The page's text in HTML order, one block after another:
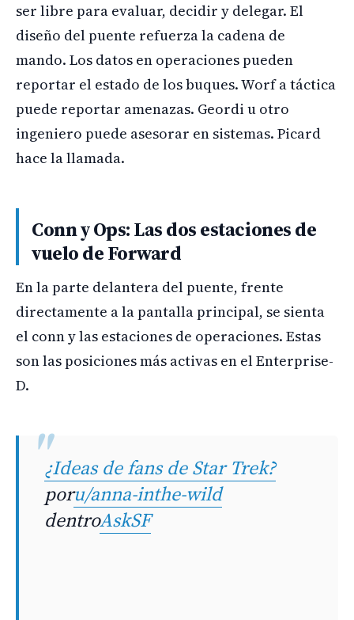
ser libre para evaluar, decidir y delegar. El
diseño del puente refuerza la cadena de
mando. Los datos en operaciones pueden
reportar el estado de los buques. Worf a táctica
puede reportar amenazas. Geordi u otro
ingeniero puede asesorar en sistemas. Picard
hace la llamada.
Conn y Ops: Las dos estaciones de
vuelo de Forward
En la parte delantera del puente, frente
directamente a la pantalla principal, se sienta
el conn y las estaciones de operaciones. Estas
son las posiciones más activas en el Enterprise-
D.
¿Ideas de fans de Star Trek?
poru/anna-inthe-wild
dentroAskSF